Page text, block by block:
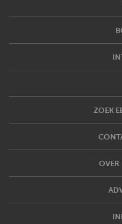
ZOEK
OVER